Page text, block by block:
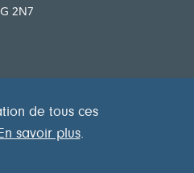
2N7
de tous ces
savoir plus.